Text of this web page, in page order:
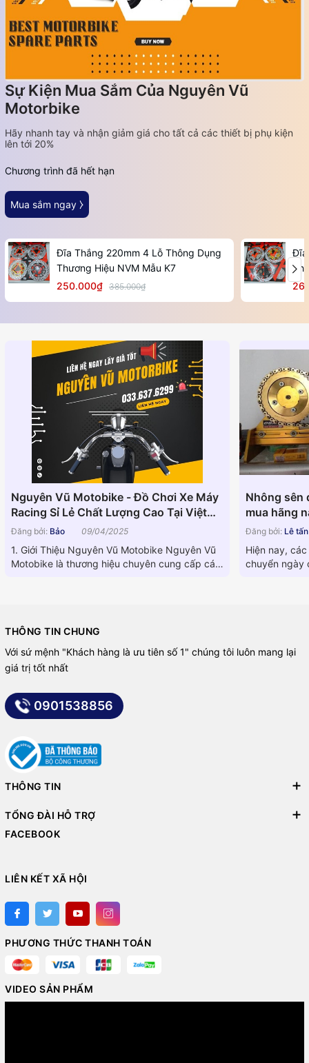
Sự Kiện Mua Sắm Của Nguyên Vũ
Motorbike
Hãy nhanh tay và nhận giảm giá cho tất cả các thiết bị phụ kiện
lên tới 20%
Chương trình đã hết hạn
Mua sắm ngay ⧽
Đĩa Thắng 220mm 4 Lỗ Thông Dụng
Thương Hiệu NVM Mẫu K7
250.000₫ 385.000₫
Đĩa
Nguyên Vũ Motobike - Đồ Chơi Xe Máy
Racing Sỉ Lẻ Chất Lượng Cao Tại Việt
Nam
Đăng bởi: Bảo 09/04/2025
1. Giới Thiệu Nguyên Vũ Motobike Nguyên Vũ
Motobike là thương hiệu chuyên cung cấp các
Nhông sên
mua hãng
Đăng bởi: Lê
Hiện nay,
chuyển ngày
THÔNG TIN CHUNG
Với sứ mệnh "Khách hàng là ưu tiên số 1" chúng tôi luôn mang lại
giá trị tốt nhất
0901538856
THÔNG TIN
TỔNG ĐÀI HỖ TRỢ
FACEBOOK
LIÊN KẾT XÃ HỘI
PHƯƠNG THỨC THANH TOÁN
VIDEO SẢN PHẨM